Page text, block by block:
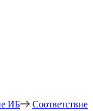
ИБ
Соответствие